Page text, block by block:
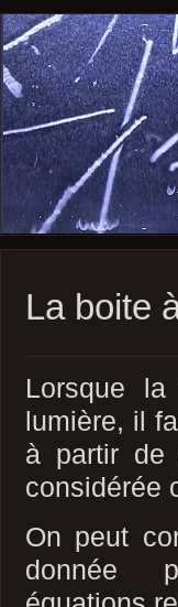
La boite
Lorsque
lumière, il
à partir de
considérée
On peut
donnée p